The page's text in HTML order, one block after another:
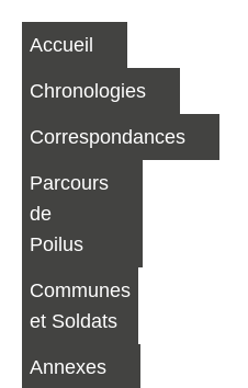
Accueil
Chronologies
Correspondances
Parcours
de
Poilus
Communes
et Soldats
Annexes